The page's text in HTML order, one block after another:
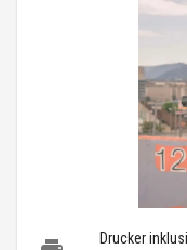
Drucker